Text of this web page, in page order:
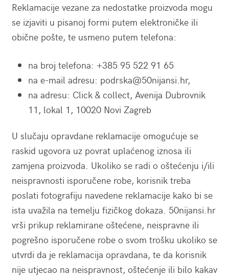
Reklamacije vezane za nedostatke proizvoda mogu
se izjaviti u pisanoj formi putem elektroničke ili
obične pošte, te usmeno putem telefona:
na broj telefona: +385 95 522 91 65
na e-mail adresu: podrska@50nijansi.hr,
na adresu: Click & collect, Avenija Dubrovnik
11, lokal 1, 10020 Novi Zagreb
U slučaju opravdane reklamacije omogućuje se
raskid ugovora uz povrat uplaćenog iznosa ili
zamjena proizvoda. Ukoliko se radi o oštećenju i/ili
neispravnosti isporučene robe, korisnik treba
poslati fotografiju navedene reklamacije kako bi se
ista uvažila na temelju fizičkog dokaza. 50nijansi.hr
vrši prikup reklamirane oštećene, neispravne ili
pogrešno isporučene robe o svom trošku ukoliko se
utvrdi da je reklamacija opravdana, te da korisnik
nije utjecao na neispravnost, oštećenje ili bilo kakav